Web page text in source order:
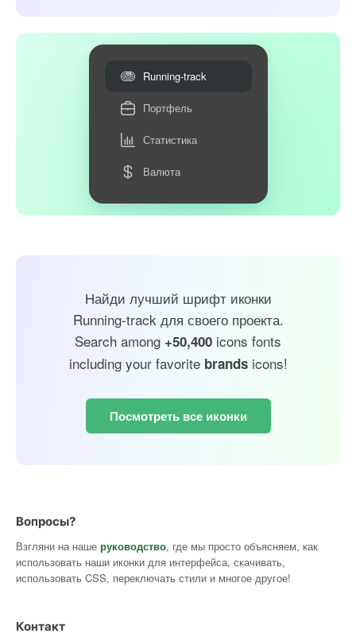
Running-track
Портфель
Статистика
Валюта
Найди лучший шрифт иконки
Running-track для своего проекта.
Search among +50,400 icons fonts
including your favorite brandsicons!
Посмотреть все иконки
Вопросы?
Взгляни на наше руководство, где мы просто объясняем, как
использовать наши иконки для интерфейса, скачивать,
использовать CSS, переключать стили и многое другое!
Контакт